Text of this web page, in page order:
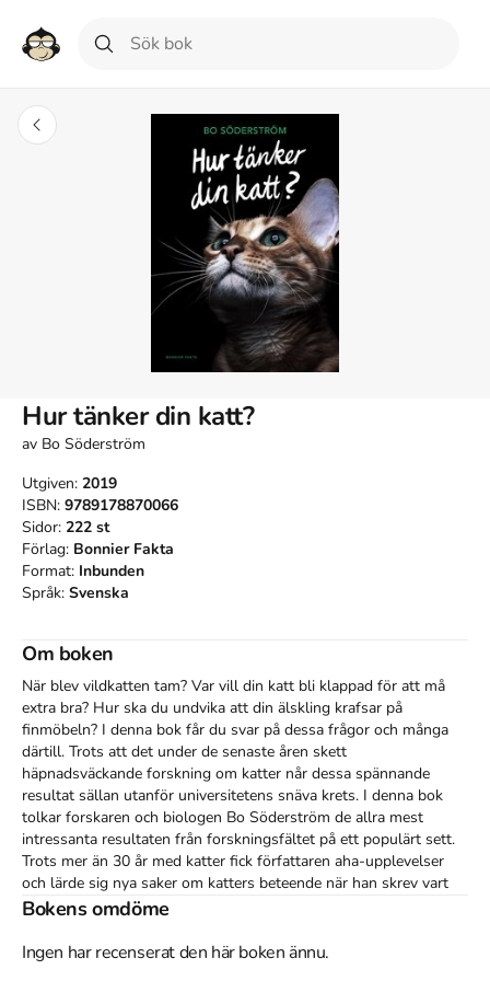
Hur tänker din katt?
av Bo Söderström
Utgiven: 2019
ISBN: 9789178870066
Sidor: 222 st
Förlag: Bonnier Fakta
Format: Inbunden
Språk: Svenska
Om boken
När blev vildkatten tam? Var vill din katt bli klappad för att må
extra bra? Hur ska du undvika att din älskling krafsar på
finmöbeln? I denna bok får du svar på dessa frågor och många
därtill. Trots att det under de senaste åren skett
häpnadsväckande forskning om katter når dessa spännande
resultat sällan utanför universitetens snäva krets. I denna bok
tolkar forskaren och biologen Bo Söderström de allra mest
intressanta resultaten från forskningsfältet på ett populärt sett.
Trots mer än 30 år med katter fick författaren aha-upplevelser
och lärde sig nya saker om katters beteende när han skrev vart
och ett av kapitlen. Med den här boken kommer du att fascineras
Bokens omdöme
Ingen har recenserat den här boken ännu.